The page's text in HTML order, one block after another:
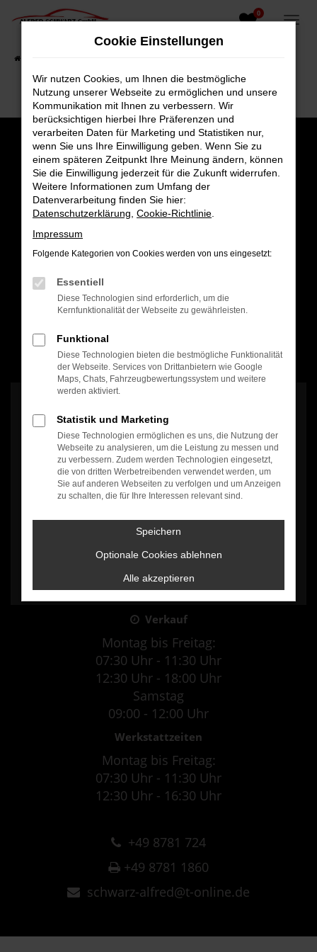
Zum
0
4,8
100% Weiterempfehlung
Es wird versucht, Inhalte vonwww.google.comzu laden. Dabei
können Daten an Dritte weitergegeben werden. Wenn Sie damit
einverstanden sind, klicken Sie bitte auf "Bestätigen".
Bestätigen
Verkauf
Montag bis Freitag:
07:30 Uhr - 11:30 Uhr
12:30 Uhr - 18:00 Uhr
Samstag
09:00 - 12:00 Uhr
Werkstattzeiten
Montag bis Freitag:
07:30 Uhr - 11:30 Uhr
12:30 Uhr - 16:30 Uhr
+49 8781 724
+49 8781 1860
schwarz-alfred@t-online.de
Cookie Einstellungen
Wir nutzen Cookies, um Ihnen die bestmögliche
Nutzung unserer Webseite zu ermöglichen und unsere
Kommunikation mit Ihnen zu verbessern. Wir
berücksichtigen hierbei Ihre Präferenzen und
verarbeiten Daten für Marketing und Statistiken nur,
wenn Sie uns Ihre Einwilligung geben. Wenn Sie zu
einem späteren Zeitpunkt Ihre Meinung ändern, können
Sie die Einwilligung jederzeit für die Zukunft widerrufen.
Weitere Informationen zum Umfang der
Datenverarbeitung finden Sie hier:
Datenschutzerklärung Cookie-Richtlinie
Impressum
Folgende Kategorien von Cookies werden von uns eingesetzt:
Essentiell
Diese Technologien sind erforderlich, um die
Kernfunktionalität der Webseite zu gewährleisten.
Funktional
Diese Technologien bieten die bestmögliche Funktionalität
der Webseite. Services von Drittanbietern wie Google
Maps, Chats, Fahrzeugbewertungssystem und weitere
werden aktiviert.
Statistik und Marketing
Diese Technologien ermöglichen es uns, die Nutzung der
Webseite zu analysieren, um die Leistung zu messen und
zu verbessern. Zudem werden Technologien eingesetzt,
die von dritten Werbetreibenden verwendet werden, um
Sie auf anderen Webseiten zu verfolgen und um Anzeigen
zu schalten, die für Ihre Interessen relevant sind.
Speichern
Optionale Cookies ablehnen
Alle akzeptieren